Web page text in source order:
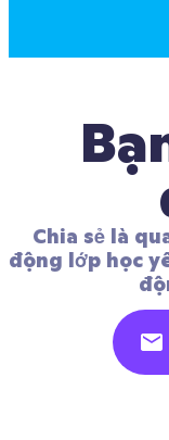
Chia sẻ là
động lớp học